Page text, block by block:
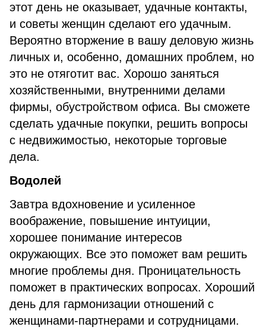
этот день не оказывает, удачные контакты,
и советы женщин сделают его удачным.
Вероятно вторжение в вашу деловую жизнь
личных и, особенно, домашних проблем, но
это не отяготит вас. Хорошо заняться
хозяйственными, внутренними делами
фирмы, обустройством офиса. Вы сможете
сделать удачные покупки, решить вопросы
с недвижимостью, некоторые торговые
дела.
Водолей
Завтра вдохновение и усиленное
воображение, повышение интуиции,
хорошее понимание интересов
окружающих. Все это поможет вам решить
многие проблемы дня. Проницательность
поможет в практических вопросах. Хороший
день для гармонизации отношений с
женщинами-партнерами и сотрудницами.